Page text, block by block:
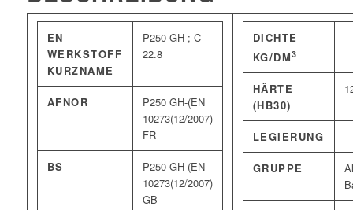
EN
WERKSTOFF
KURZNAME
P250 GH ; C
22.8
AFNOR
P250 GH-(EN
10273(12/2007)
FR
BS
P250 GH-(EN
10273(12/2007)
GB
DICHTE
KG/DM3
HÄRTE
(HB30)
LEGIERUNG
GRUPPE